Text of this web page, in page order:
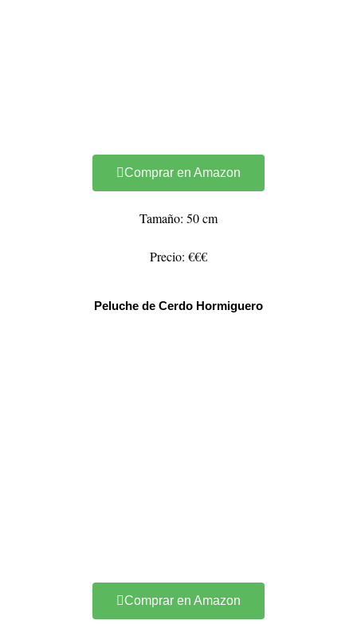
Comprar en Amazon
Tamaño: 50 cm
Precio: €€€
Peluche de Cerdo Hormiguero
Comprar en Amazon